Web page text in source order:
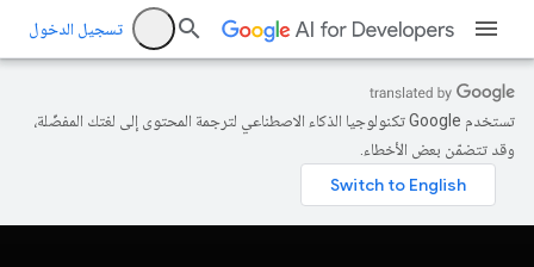
تسجيل الدخول
تستخدم Google تكنولوجيا الذكاء الاصطناعي لترجمة المحتوى إلى لغتك المفضّلة،
وقد تتضمّن بعض الأخطاء.